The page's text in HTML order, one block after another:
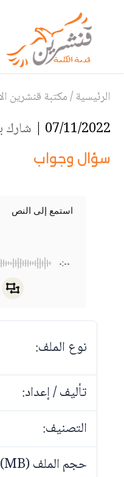
الرئيسية/مكتبة قنشرين
07/11/2022 | شارك
سؤال وجواب
استمع إلى النص
-:--
نوع الملف:
تأليف / إعداد:
التصنيف:
حجم الملف (MB):